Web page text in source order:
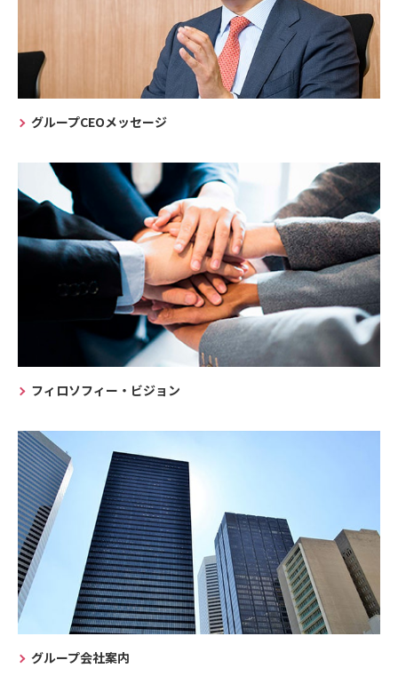
グループCEOメッセージ
フィロソフィー・ビジョン
グループ会社案内